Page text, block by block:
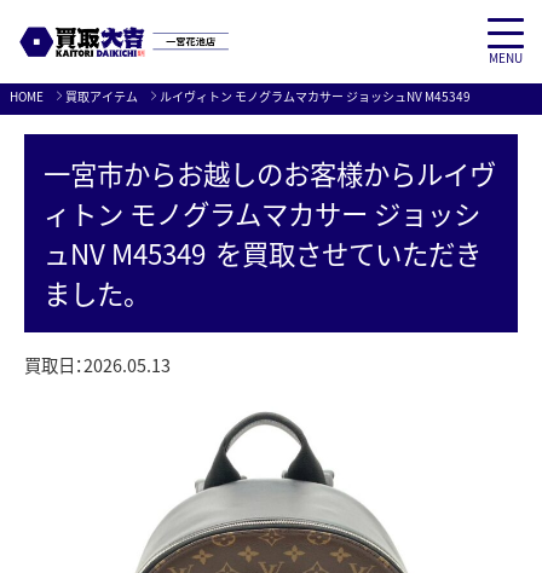
Skip
to
MENU
HOME 買取アイテム ルイヴィトン モノグラムマカサー ジョッシュNV M45349
一宮市からお越しのお客様からルイヴ
ィトン モノグラムマカサー ジョッシ
ュNV M45349 を買取させていただき
ました。
買取日：2026.05.13